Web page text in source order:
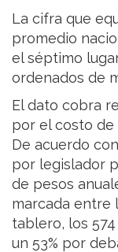
La cifra que
promedio
el séptimo
ordenados de
El dato cobra
por el costo de
De acuerdo
por legislador
de pesos
marcada entre
tablero, los
un 53% por